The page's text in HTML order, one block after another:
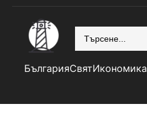
БългарияСвятИкономика